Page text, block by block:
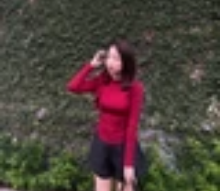
Tin Mới
Đánh Giá - Trên Tay So Sánh Tư vấn
Khuyến
mãiThủ thuật Hỏi đáp App - Game Thông báo
Khách
hàng - Sự kiện
So sánh Samsung Galaxy A06 và
OPPO A3x: Đâu là mẫu smartphone
tốt hơn?
Anh Thư
Ngày đăng: 24/10/2024
Cập nhật:
24/10/2024
Theo dõi XTMobile trên